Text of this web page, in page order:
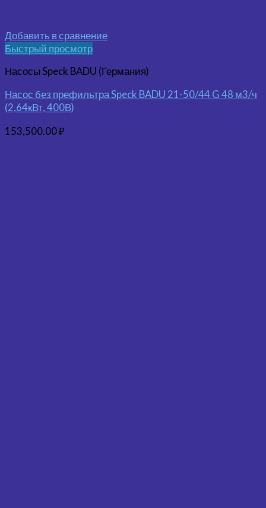
Добавить в сравнение
Быстрый просмотр
Насосы Speck BADU (Германия)
Насос без префильтра Speck BADU 21-50/44 G 48 м3/ч
(2,64кВт, 400В)
153,500.00₽